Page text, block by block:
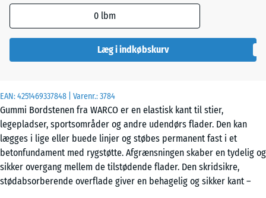
EAN:4251469337848 | Varenr.:3784
Gummi Bordstenen fra WARCO er en elastisk kant til stier,
legepladser, sportsområder og andre udendørs flader. Den kan
lægges i lige eller buede linjer og støbes permanent fast i et
betonfundament med rygstøtte. Afgrænsningen skaber en tydelig og
sikker overgang mellem de tilstødende flader. Den skridsikre,
stødabsorberende overflade giver en behagelig og sikker kant –
+ 3,00 kr.0 lbm
Læg i indkøbskurv